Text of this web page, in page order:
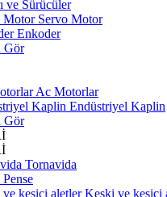
ve Sürücüler
Servo Motor
Enkoder
Gör
Ac Motorlar
Endüstriyel Kaplin
Gör
Tornavida
Pense
Keski ve kesici